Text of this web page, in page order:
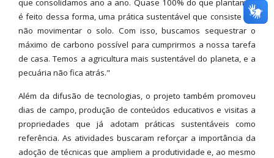
que consolidamos ano a ano. Quase 100% do que plantamos
é feito dessa forma, uma prática sustentável que consiste em
não movimentar o solo. Com isso, buscamos sequestrar o
máximo de carbono possível para cumprirmos a nossa tarefa
de casa. Temos a agricultura mais sustentável do planeta, e a
pecuária não fica atrás."
Além da difusão de tecnologias, o projeto também promoveu
dias de campo, produção de conteúdos educativos e visitas a
propriedades que já adotam práticas sustentáveis como
referência. As atividades buscaram reforçar a importância da
adoção de técnicas que ampliem a produtividade e, ao mesmo